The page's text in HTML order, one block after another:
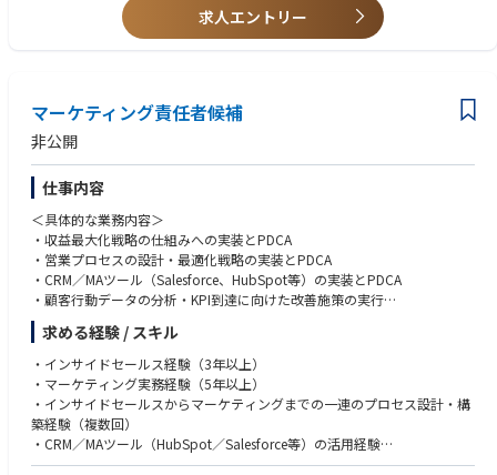
求人エントリー
マーケティング責任者候補
非公開
仕事内容
＜具体的な業務内容＞
・収益最大化戦略の仕組みへの実装とPDCA
・営業プロセスの設計・最適化戦略の実装とPDCA
・CRM／MAツール（Salesforce、HubSpot等）の実装とPDCA
・顧客行動データの分析・KPI到達に向けた改善施策の実行
・ECサイトやデジタル施策（LP、メルマガ、LINE、SNS等）のコンテンツ
企画とPDCA
・マーケティングコンテンツ制作の企画ディレクション
求める経験 / スキル
・インサイドセールス経験（3年以上）
・マーケティング実務経験（5年以上）
・インサイドセールスからマーケティングまでの一連のプロセス設計・構
築経験（複数回）
・CRM／MAツール（HubSpot／Salesforce等）の活用経験
・業務を整理し、課題を構造的に捉えて仕組み化できる力